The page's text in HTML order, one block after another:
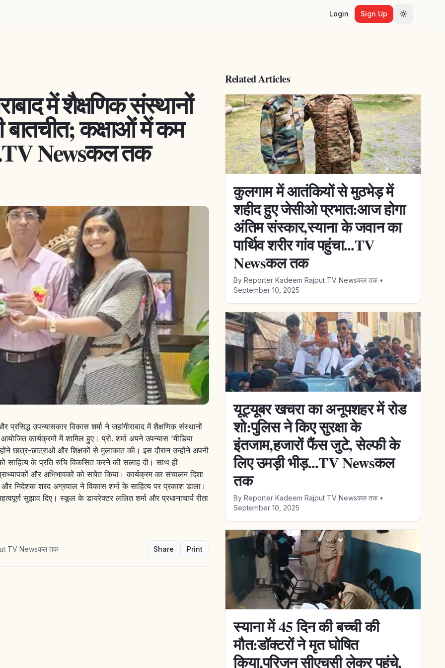
Login Sign Up Toggle
में शैक्षणिक संस्थानों
बातचीत; कक्षाओं में कम
Newsकल तक
उपन्यासकार विकास शर्मा ने जहांगीराबाद में शैक्षणिक संस्थानों
कार्यक्रमों में शामिल हुए। प्रो. शर्मा अपने उपन्यास 'मीडिया
छात्र-छात्राओं और शिक्षकों से मुलाकात की। इस दौरान उन्होंने अपनी
साहित्य के प्रति रुचि विकसित करने की सलाह दी। साथ ही
और अभिभावकों को सचेत किया। कार्यक्रम का संचालन दिशा
और निदेशक शरद अग्रवाल ने विकास शर्मा के साहित्य पर प्रकाश डाला।
सुझाव दिए। स्कूल के डायरेक्टर ललित शर्मा और प्रधानाचार्य रीता
TV Newsकल तक Share Print
Related Articles
कुलगाम में आतंकियों से मुठभेड़ में
शहीद हुए जेसीओ प्रभात:आज होगा
अंतिम संस्कार,स्याना के जवान का
पार्थिव शरीर गांव पहुंचा...TV
Newsकल तक
ByReporter Kadeem Rajput TV Newsकल तक•
September 10, 2025
यूट्यूबर खचरा का अनूपशहर में रोड
शो:पुलिस ने किए सुरक्षा के
इंतजाम,हजारों फैंस जुटे, सेल्फी के
लिए उमड़ी भीड़...TV Newsकल
तक
ByReporter Kadeem Rajput TV Newsकल तक•
September 10, 2025
स्याना में 45 दिन की बच्ची की
मौत:डॉक्टरों ने मृत घोषित
किया,परिजन सीएचसी लेकर पहुंचे,